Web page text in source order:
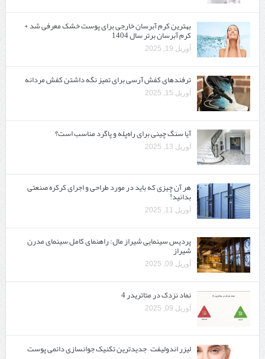
بهترین کرم آبرسان خارجی برای پوست خشک معرفی شد +
کرم آبرسان برتر سال 1404
آوریل 19, 2025
ترفندهای کفش آرسی برای تمیز نگه داشتن کفش مردانه
آوریل 15, 2025
آیا سنگ چینی برای راه‌پله و پاگرد مناسب است؟
آوریل 13, 2025
هر آن چیزی که باید در مورد طراحی و اجرای کرکره صنعتی
بدانید!
آوریل 11, 2025
پردیس سینمایی شیراز مال: راهنمای کامل سینمای مدرن
شیراز
آوریل 09, 2025
نماد نزدک در متاتریدر 4
آوریل 09, 2025
لیزر اندولیفت – جدیدترین تکنیک جوانسازی دائمی پوست